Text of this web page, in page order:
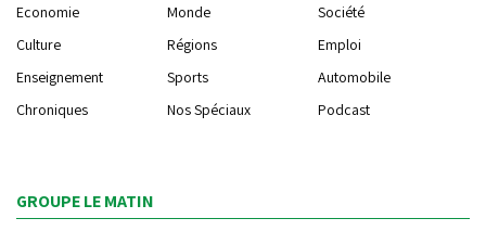
Economie
Monde
Société
Culture
Régions
Emploi
Enseignement
Sports
Automobile
Chroniques
Nos Spéciaux Podcast
GROUPE LE MATIN